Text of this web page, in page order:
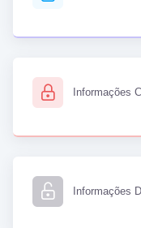
Informações
Informações